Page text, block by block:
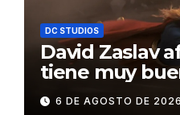
DC STUDIOS
David Zaslav
tiene muy
el fracaso de
6 DE AGOSTO DE 2026